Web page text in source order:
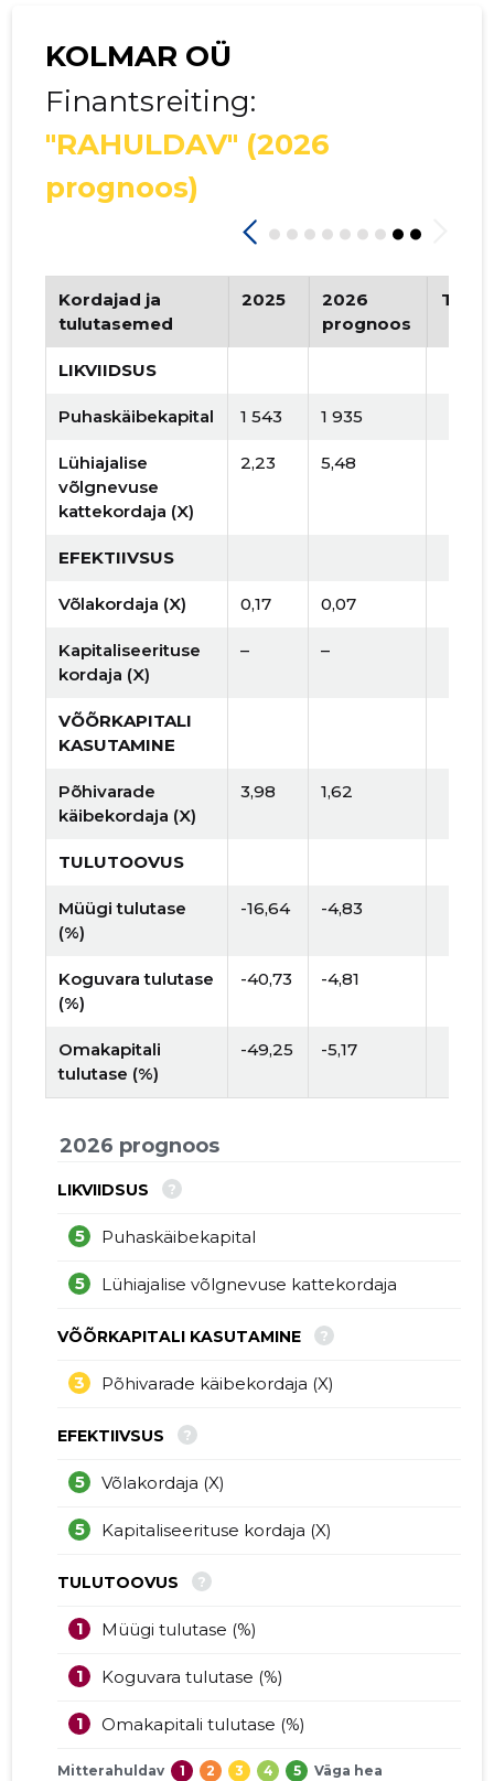
KOLMAR OÜ
Finantsreiting:
"RAHULDAV" (2026
prognoos)
Kordajad ja
tulutasemed
2025
2026
prognoos
Trend
LIKVIIDSUS
Puhaskäibekapital 1 543 1 935
Lühiajalise
võlgnevuse
kattekordaja (X)
2,23 5,48
EFEKTIIVSUS
Võlakordaja (X) 0,17 0,07
Kapitaliseerituse
kordaja (X)
– –
VÕÕRKAPITALI
KASUTAMINE
Põhivarade
käibekordaja (X)
3,98 1,62
TULUTOOVUS
Müügi tulutase
(%)
-16,64 -4,83
Koguvara tulutase
(%)
-40,73 -4,81
Omakapitali
tulutase (%)
-49,25 -5,17
2026 prognoos
LIKVIIDSUS ?
Puhaskäibekapital
5
Lühiajalise võlgnevuse kattekordaja
5
VÕÕRKAPITALI KASUTAMINE ?
Põhivarade käibekordaja (X)
3
EFEKTIIVSUS ?
Võlakordaja (X)
5
Kapitaliseerituse kordaja (X)
5
TULUTOOVUS ?
Müügi tulutase (%)
1
Koguvara tulutase (%)
1
Omakapitali tulutase (%)
1
Mitterahuldav 1 2 3 4 5 Väga hea